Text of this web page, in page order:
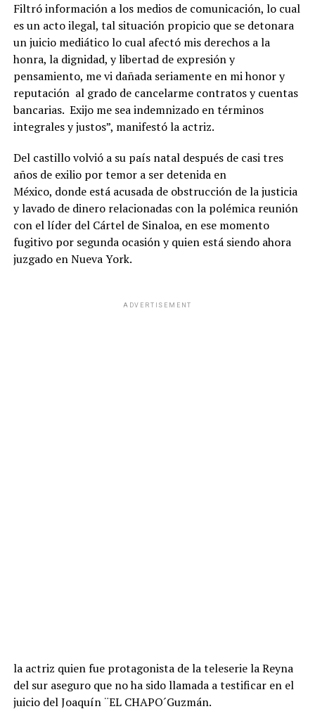
Filtró información a los medios de comunicación, lo cual
es un acto ilegal, tal situación propicio que se detonara
un juicio mediático lo cual afectó mis derechos a la
honra, la dignidad, y libertad de expresión y
pensamiento, me vi dañada seriamente en mi honor y
reputación al grado de cancelarme contratos y cuentas
bancarias. Exijo me sea indemnizado en términos
integrales y justos”, manifestó la actriz.
Del castillo volvió a su país natal después de casi tres
años de exilio por temor a ser detenida en
México, donde está acusada de obstrucción de la justicia
y lavado de dinero relacionadas con la polémica reunión
con el líder del Cártel de Sinaloa, en ese momento
fugitivo por segunda ocasión y quien está siendo ahora
juzgado en Nueva York.
ADVERTISEMENT
la actriz quien fue protagonista de la teleserie la Reyna
del sur aseguro que no ha sido llamada a testificar en el
juicio del Joaquín ¨EL CHAPO´Guzmán.